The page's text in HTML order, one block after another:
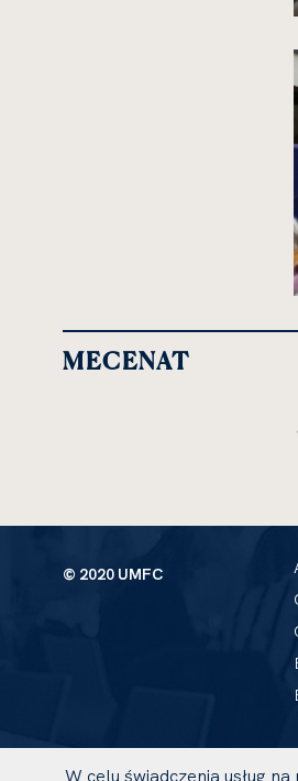
MECENAT
© 2020 UMFC
W celu świadczenia usług